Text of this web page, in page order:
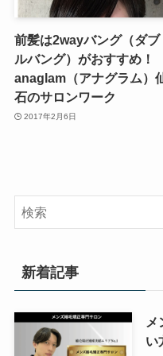
前髪は2wayバング（ダブ
ルバング）がおすすめ！
anaglam（アナグラム）
石のサロンワーク
2017年2月6日
新着記事
メ
い